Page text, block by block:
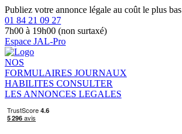
Publiez votre annonce légale au coût le plus bas
01 84 21 09 27
7h00 à 19h00 (non surtaxé)
Espace JAL-Pro
NOS
FORMULAIRES JOURNAUX
HABILITES CONSULTER
LES ANNONCES LEGALES